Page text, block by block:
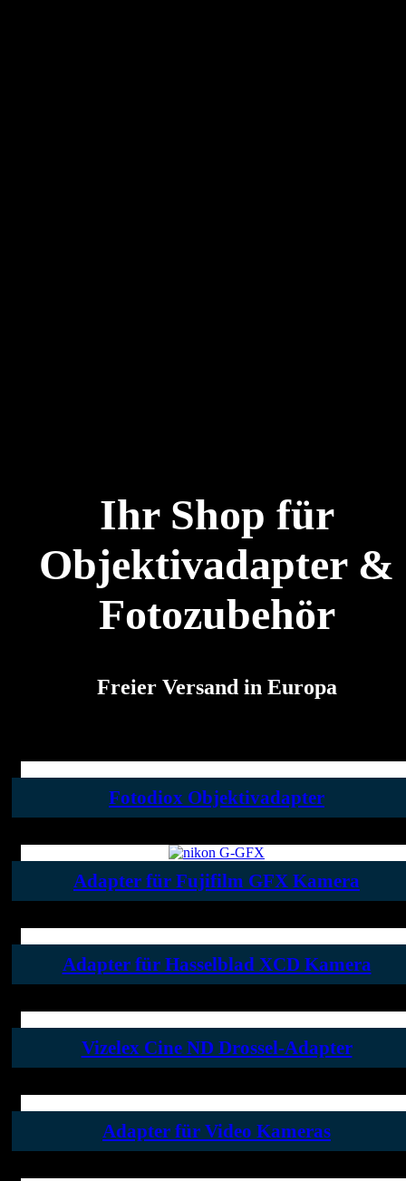
Ihr Shop für
Objektivadapter &
Fotozubehör
Freier Versand in Europa
Fotodiox Objektivadapter
Adapter für Fujifilm GFX Kamera
Adapter für Hasselblad XCD Kamera
Vizelex Cine ND Drossel-Adapter
Adapter für Video Kameras